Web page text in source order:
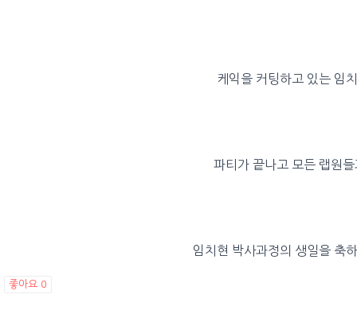
케익을 커팅하고 있는 임
파티가 끝나고 모든 랩원
임치현 박사과정의 생일을 축
좋아요 0